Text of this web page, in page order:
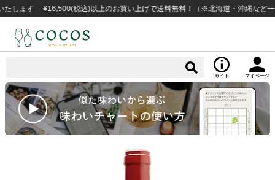
す ¥16,500(税込)以上のお買い上げで送料無料！（※北海道・沖縄など一部例
ガイド マイページ